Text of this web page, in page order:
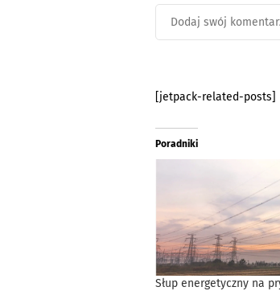
[jetpack-related-posts]
Poradniki
Słup energetyczny na